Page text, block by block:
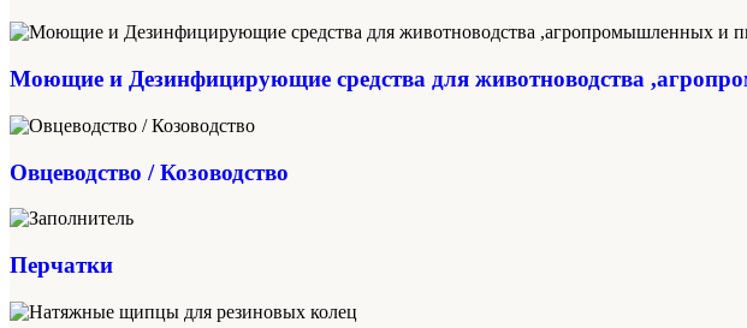
Моющие и Дезинфицирующие средства для животноводства
Овцеводство / Козоводство
Перчатки